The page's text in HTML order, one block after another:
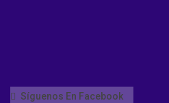
Síguenos En Facebook